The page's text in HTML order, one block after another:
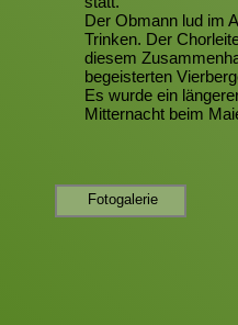
Fotogalerie
Der Obmann lud im
Trinken. Der
diesem
begeisterten
Es wurde ein
Mitternacht beim